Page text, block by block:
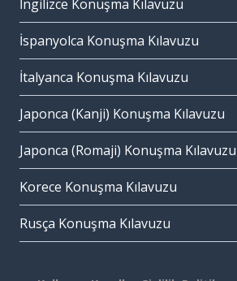
İngilizce Konuşma Kılavuzu
İspanyolca Konuşma Kılavuzu
İtalyanca Konuşma Kılavuzu
Japonca (Kanji) Konuşma Kılavuzu
Japonca (Romaji) Konuşma Kılavuzu
Korece Konuşma Kılavuzu
Rusça Konuşma Kılavuzu